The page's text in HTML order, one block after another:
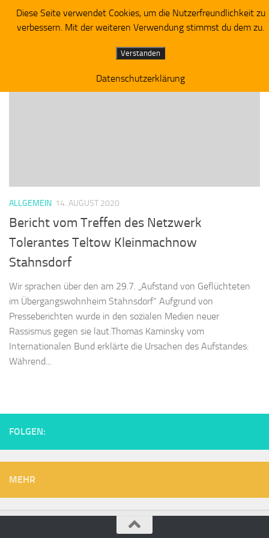
Zum Inhalt springen
Piratenpartei RV Westbrandenburg
ALLGEMEIN 14. AUGUST 2020
Bericht vom Treffen des Netzwerk
Tolerantes Teltow Kleinmachnow
Stahnsdorf
Wir sprachen über den am 29.7. „Aufstand von Geflüchteten
im Übergangswohnheim Stahnsdorf“ Aufgrund von
Presseberichten wurde in den sozialen Medien neuer
Rassismus gegen sie laut.Thomas Kaminsky vom
Internationalen Bund erklärte die Ursachen des Aufstandes:
Während...
FOLGEN:
MEHR
Diese Seite verwendet Cookies, um die Nutzerfreundlichkeit zu
verbessern. Mit der weiteren Verwendung stimmst du dem zu.
Verstanden
Datenschutzerklärung